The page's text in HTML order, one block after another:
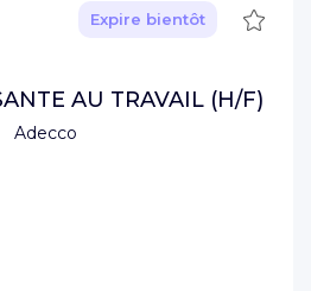
Adecco
Expire bientôt
AU TRAVAIL (H/F)